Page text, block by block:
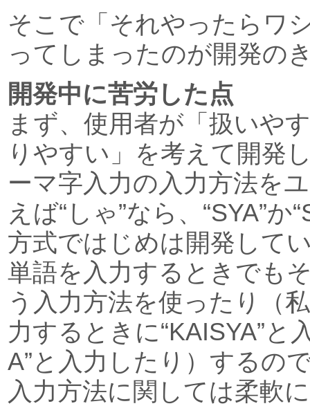
そこで「それやったらワ
ってしまったのが開発の
開発中に苦労した点
まず、使用者が「扱いや
りやすい」を考えて開発
ーマ字入力の入力方法を
えば“しゃ”なら、“SYA”か
方式ではじめは開発して
単語を入力するときでも
う入力方法を使ったり（
力するときに“KAISYA”と
A”と入力したり）するの
入力方法に関しては柔軟